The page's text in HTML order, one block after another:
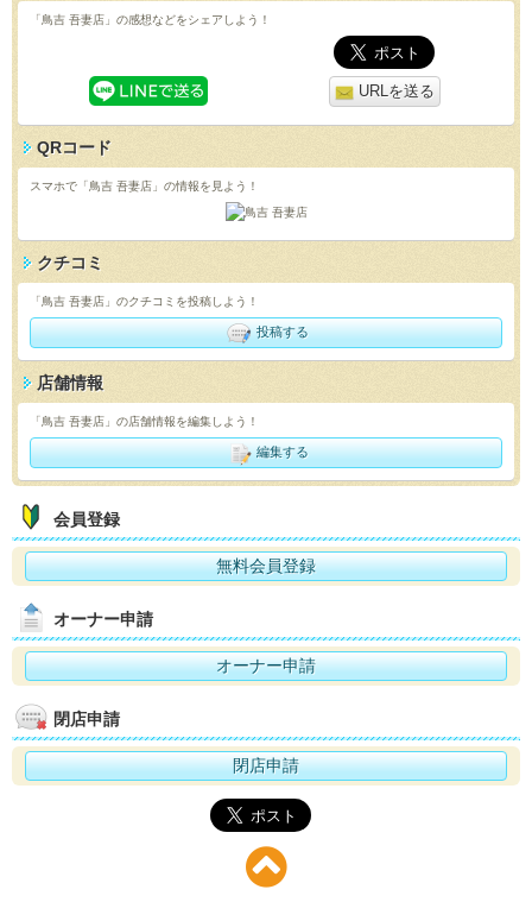
「鳥吉 吾妻店」の感想などをシェアしよう！
URLを送る
QRコード
スマホで「鳥吉 吾妻店」の情報を見よう！
クチコミ
「鳥吉 吾妻店」のクチコミを投稿しよう！
投稿する
店舗情報
「鳥吉 吾妻店」の店舗情報を編集しよう！
編集する
会員登録
無料会員登録
オーナー申請
オーナー申請
閉店申請
閉店申請